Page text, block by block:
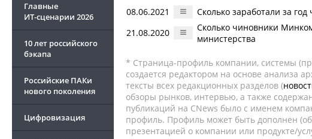
Главные
ИТ-сценарии 2026
10 лет российского
бэкапа
Российские ПАКи
нового поколения
Цифровизация
08.06.2021
Сколько заработали за
21.08.2020
Сколько чиновники
министерства
* Страница-профиль компании, системы
создается редактором на основе анализа
тексты всех редакционных разделов (
обзоры рынков, интервью, а также
публикаций на CNews было с именем
профиль. Профиль может быть дополнен
презентацией о компании или продукте/